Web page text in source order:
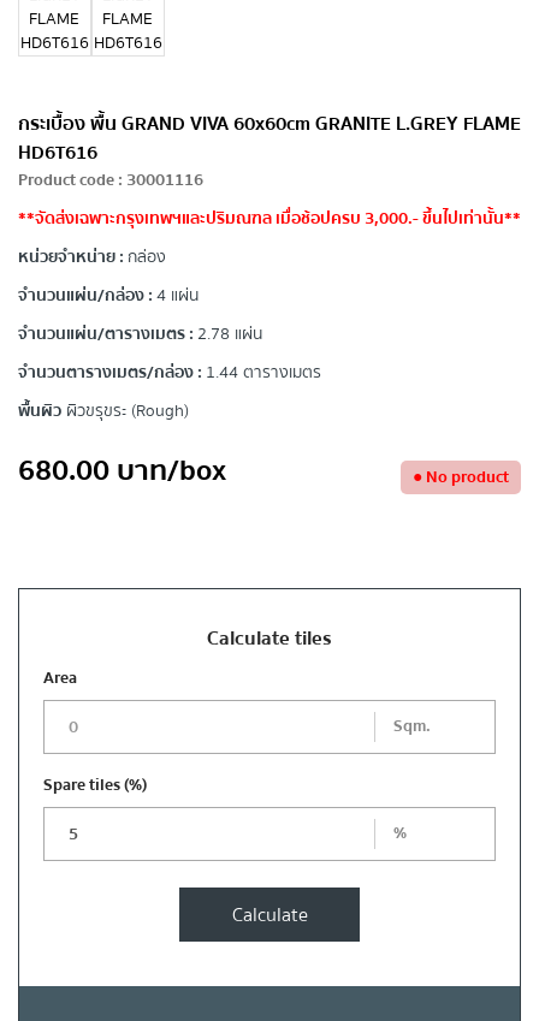
กระเบื้อง พื้น GRAND VIVA 60x60cm GRANITE L.GREY FLAME
HD6T616
Product code: 30001116
**จัดส่งเฉพาะกรุงเทพฯและปริมณฑล เมื่อช้อปครบ 3,000.- ขึ้นไปเท่านั้น**
หน่วยจำหน่าย : กล่อง
จำนวนแผ่น/กล่อง :4 แผ่น
จำนวนแผ่น/ตารางเมตร : 2.78 แผ่น
จำนวนตารางเมตร/กล่อง : 1.44 ตารางเมตร
พื้นผิว ผิวขรุขระ (Rough)
680.00บาท/box ●No product
Calculate tiles
Area
Sqm.
Spare tiles(%)
%
Calculate